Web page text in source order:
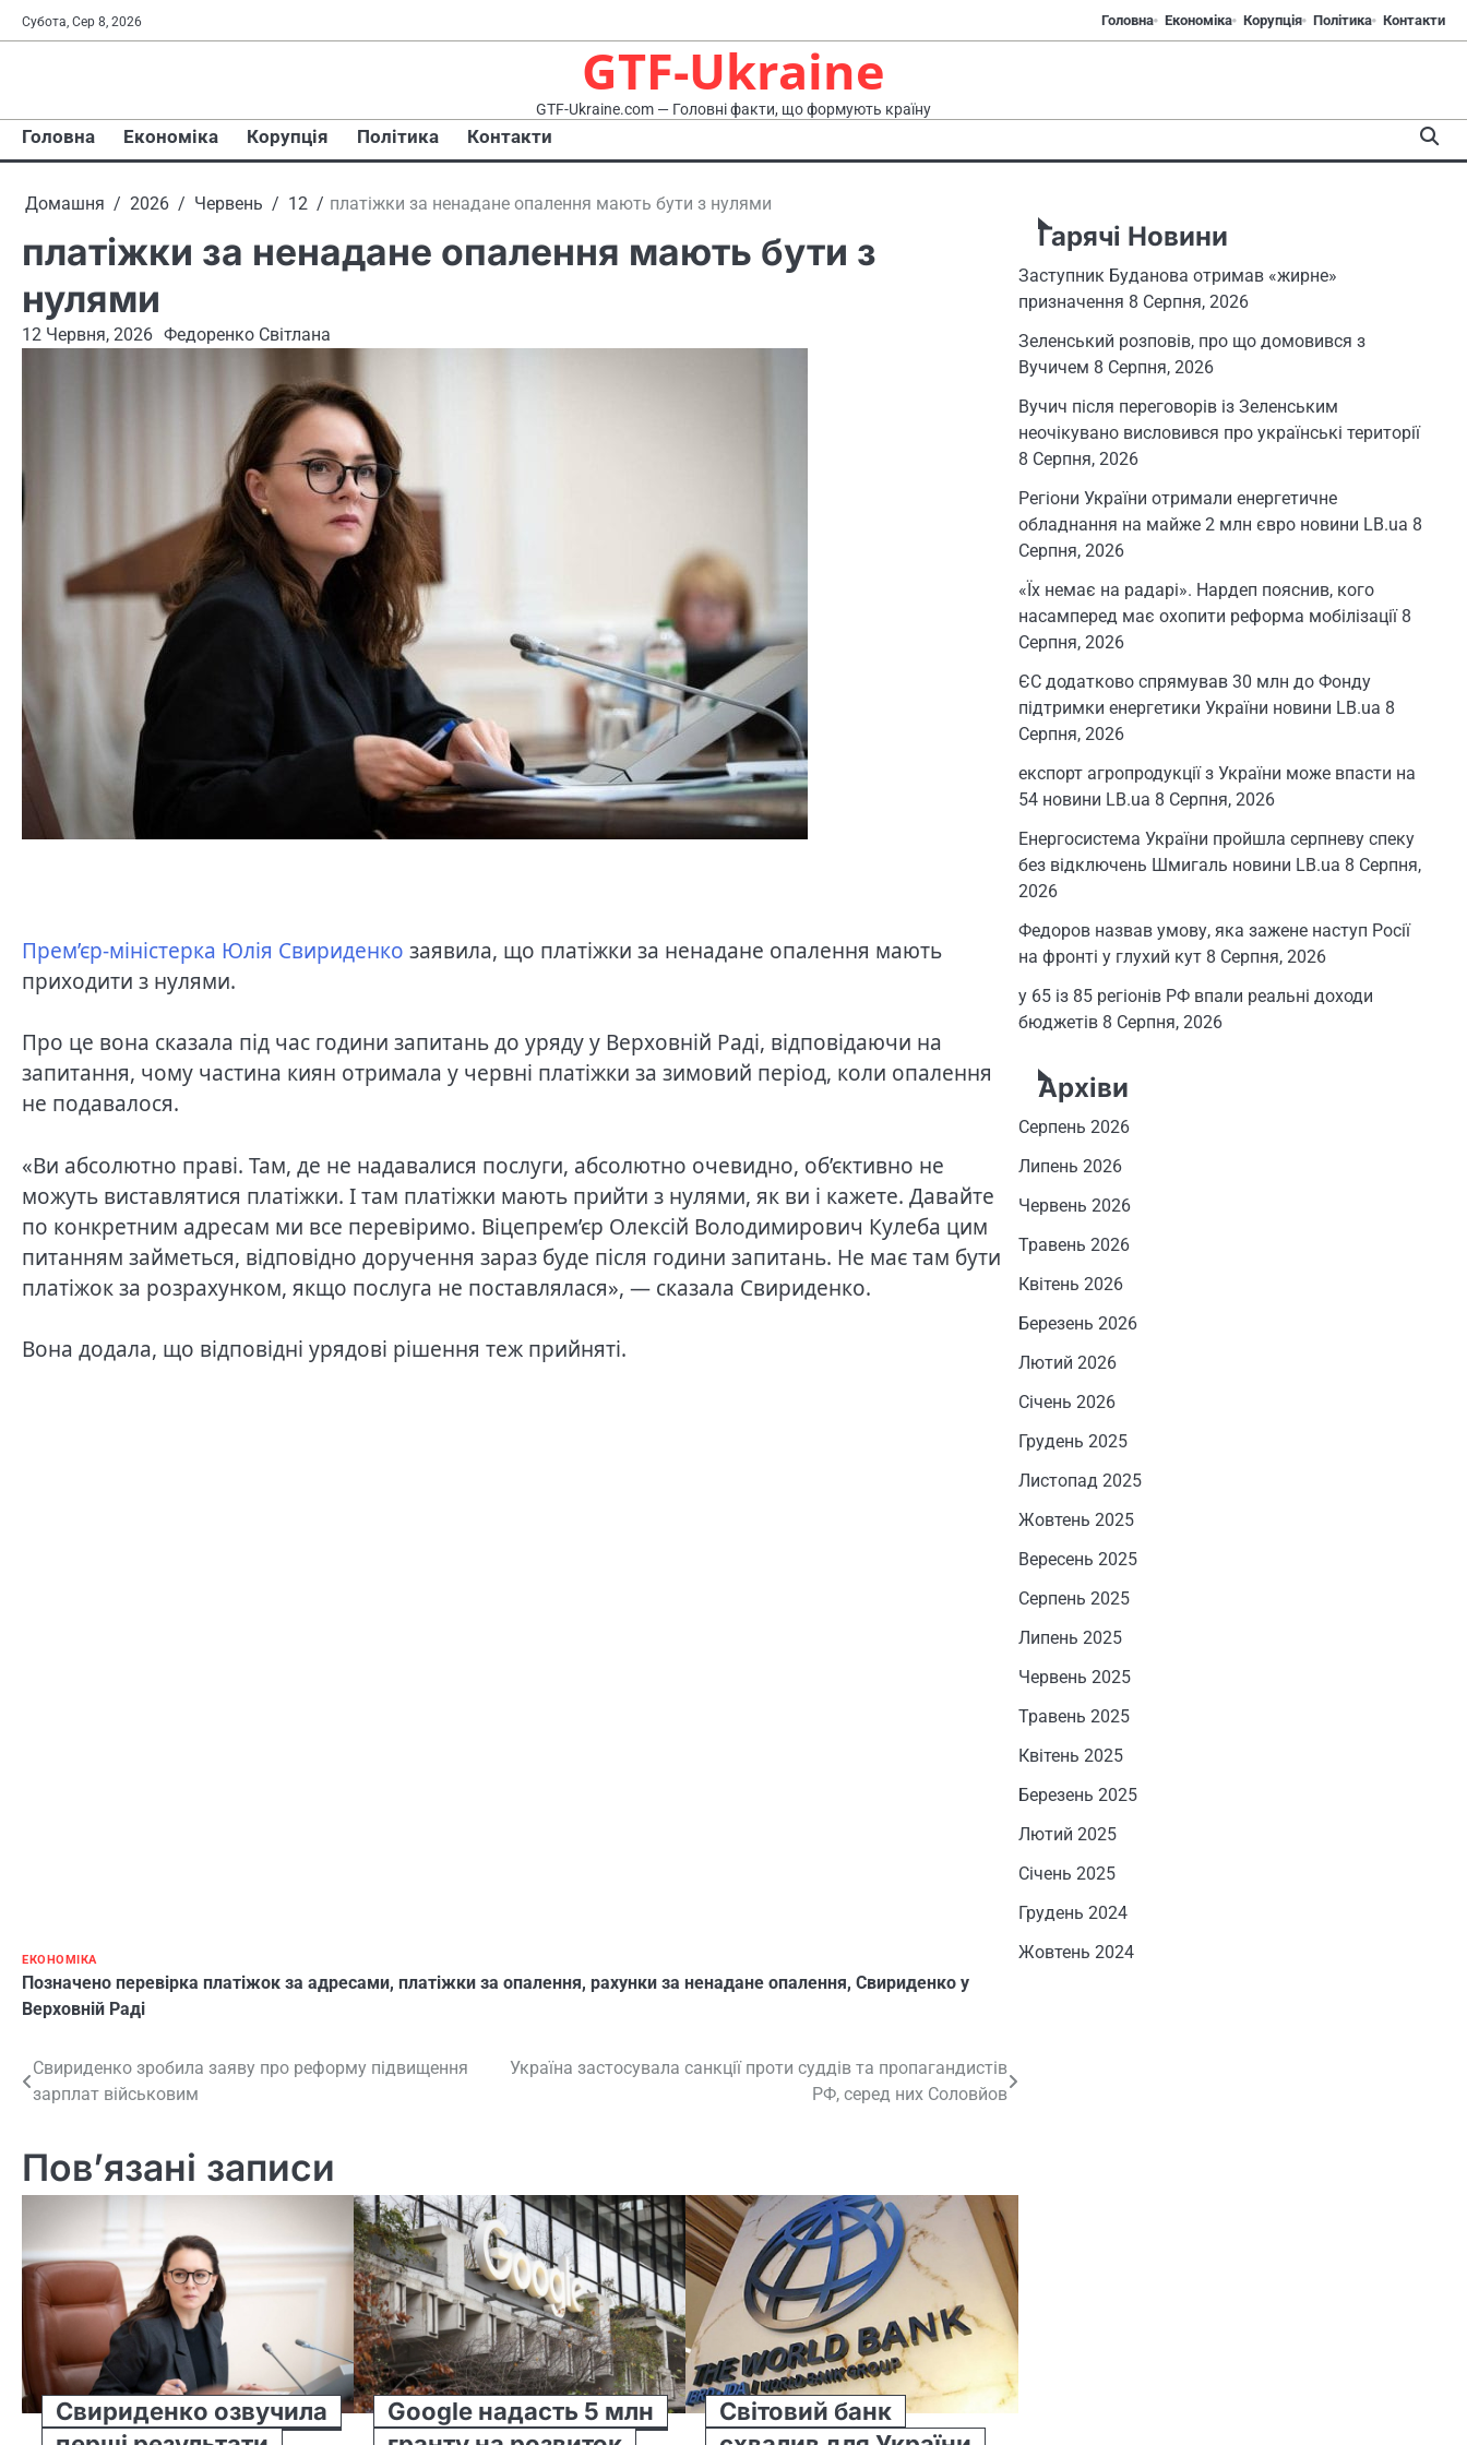
Перейти
до
Субота, Сер 8, 2026 Головна Економіка Корупція Політика Контакти
GTF-Ukraine
GTF-Ukraine.com — Головні факти, що формують країну
Головна Економіка Корупція Політика Контакти
Домашня 2026 Червень 12 платіжки за ненадане опалення мають бути з нулями
платіжки за ненадане опалення мають бути з
нулями
12 Червня, 2026 Федоренко Світлана
Прем’єр-міністерка Юлія Свириденко заявила, що платіжки за ненадане опалення мають
приходити з нулями.
Про це вона сказала під час години запитань до уряду у Верховній Раді, відповідаючи на
запитання, чому частина киян отримала у червні платіжки за зимовий період, коли опалення
не подавалося.
«Ви абсолютно праві. Там, де не надавалися послуги, абсолютно очевидно, об’єктивно не
можуть виставлятися платіжки. І там платіжки мають прийти з нулями, як ви і кажете. Давайте
по конкретним адресам ми все перевіримо. Віцепрем’єр Олексій Володимирович Кулеба цим
питанням займеться, відповідно доручення зараз буде після години запитань. Не має там бути
платіжок за розрахунком, якщо послуга не поставлялася», — сказала Свириденко.
Вона додала, що відповідні урядові рішення теж прийняті.
ЕКОНОМІКА
Позначено перевірка платіжок за адресами, платіжки за опалення, рахунки за ненадане опалення, Свириденко у
Верховній Раді
Навігація
записів
Свириденко зробила заяву про реформу підвищення
зарплат військовим
Україна застосувала санкції проти суддів та пропагандистів
РФ, серед них Соловйов
Пов’язані записи
Свириденко озвучила
Google надасть 5 млн
Світовий банк
Гарячі Новини
Заступник Буданова отримав «жирне»
призначення 8 Серпня, 2026
Зеленський розповів, про що домовився з
Вучичем 8 Серпня, 2026
Вучич після переговорів із Зеленським
неочікувано висловився про українські території
8 Серпня, 2026
Регіони України отримали енергетичне
обладнання на майже 2 млн євро новини LB.ua 8
Серпня, 2026
«Їх немає на радарі». Нардеп пояснив, кого
насамперед має охопити реформа мобілізації 8
Серпня, 2026
ЄС додатково спрямував 30 млн до Фонду
підтримки енергетики України новини LB.ua 8
Серпня, 2026
експорт агропродукції з України може впасти на
54 новини LB.ua 8 Серпня, 2026
Енергосистема України пройшла серпневу спеку
без відключень Шмигаль новини LB.ua 8 Серпня,
2026
Федоров назвав умову, яка зажене наступ Росії
на фронті у глухий кут 8 Серпня, 2026
у 65 із 85 регіонів РФ впали реальні доходи
бюджетів 8 Серпня, 2026
Архіви
Серпень 2026
Липень 2026
Червень 2026
Травень 2026
Квітень 2026
Березень 2026
Лютий 2026
Січень 2026
Грудень 2025
Листопад 2025
Жовтень 2025
Вересень 2025
Серпень 2025
Липень 2025
Червень 2025
Травень 2025
Квітень 2025
Березень 2025
Лютий 2025
Січень 2025
Грудень 2024
Жовтень 2024